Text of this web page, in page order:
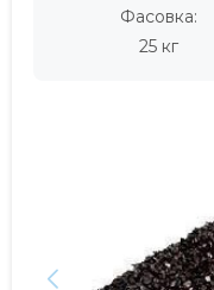
Фасовка:
25 кг